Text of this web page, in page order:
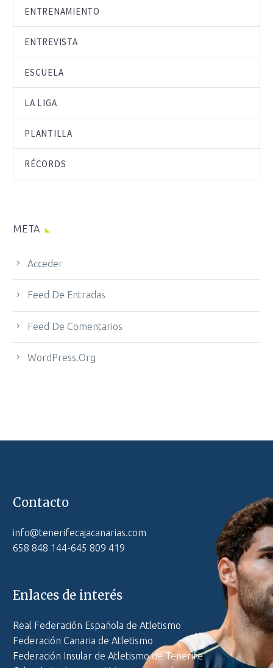
ENTRENAMIENTO
ENTREVISTA
ESCUELA
LA LIGA
PLANTILLA
RÉCORDS
META
Acceder
Feed De Entradas
Feed De Comentarios
WordPress.org
Contacto
info@tenerifecajacanarias.com
658 848 144-645 809 419
Enlaces de interés
Real Federación Española de Atletismo
Federación Canaria de Atletismo
Federación Insular de Atletismo de Tenerife